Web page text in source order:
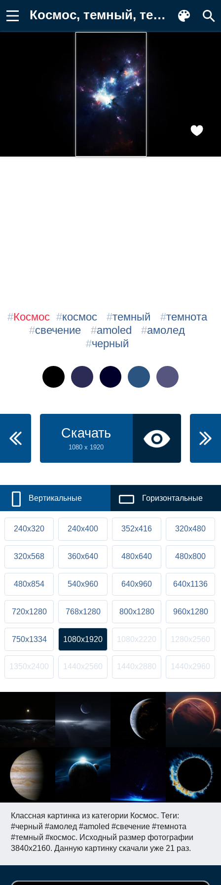
Космос, темный, темнота, свечение Обои
Классная картинка из категории Космос. Теги:
#черный #амолед #amoled #свечение #темнота
#темный #космос. Исходный размер фотографии
3840x2160. Данную картинку скачали уже 21 раз.
#Космос #космос #темный #темнота
#свечение #amoled #амолед
#черный
Скачать
1080 x 1920
Вертикальные Горизонтальные
240x320 240x400 352x416 320x480
320x568 360x640 480x640 480x800
480x854 540x960 640x960 640x1136
720x1280 768x1280 800x1280 960x1280
750x1334 1080x1920 1080x2220 1280x2560
1350x2400 1440x2560 1440x2880 1440x2960